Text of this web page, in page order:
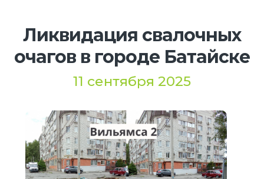
Ликвидация свалочных
очагов в городе Батайске
11 сентября 2025